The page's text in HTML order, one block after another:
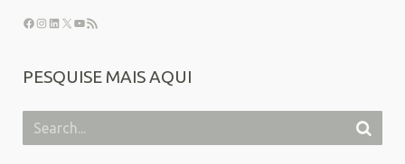
PESQUISE MAIS AQUI